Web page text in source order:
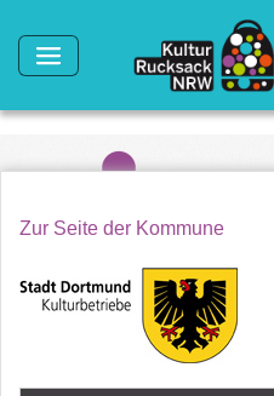
Zur Seite der Kommune